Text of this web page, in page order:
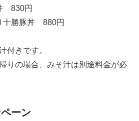
830円
十勝豚丼 880円
付きです。
りの場合、みそ汁は別途料金が必
ーン